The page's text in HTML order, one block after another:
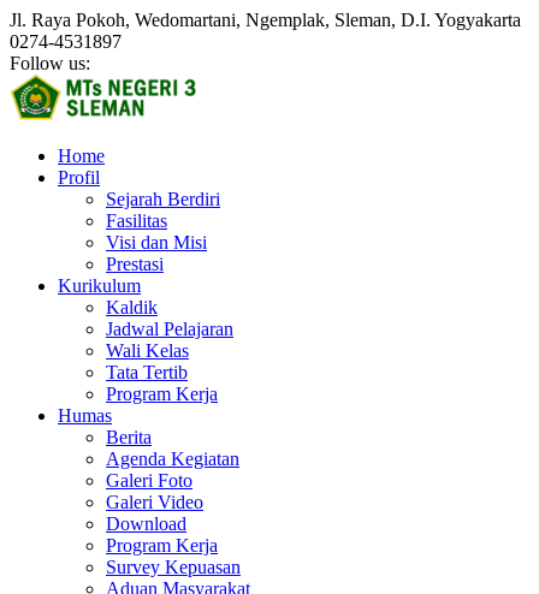
Jl. Raya Pokoh, Wedomartani, Ngemplak, Sleman, D.I. Yogyakarta
0274-4531897
Follow us:
Home
Profil
Sejarah Berdiri
Fasilitas
Visi dan Misi
Prestasi
Kurikulum
Kaldik
Jadwal Pelajaran
Wali Kelas
Tata Tertib
Program Kerja
Humas
Berita
Agenda Kegiatan
Galeri Foto
Galeri Video
Download
Program Kerja
Survey Kepuasan
Aduan Masyarakat